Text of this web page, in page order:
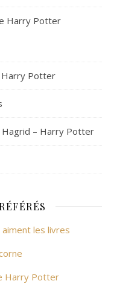
Harry Potter
Harry Potter
– Harry Potter
les livres
Harry Potter